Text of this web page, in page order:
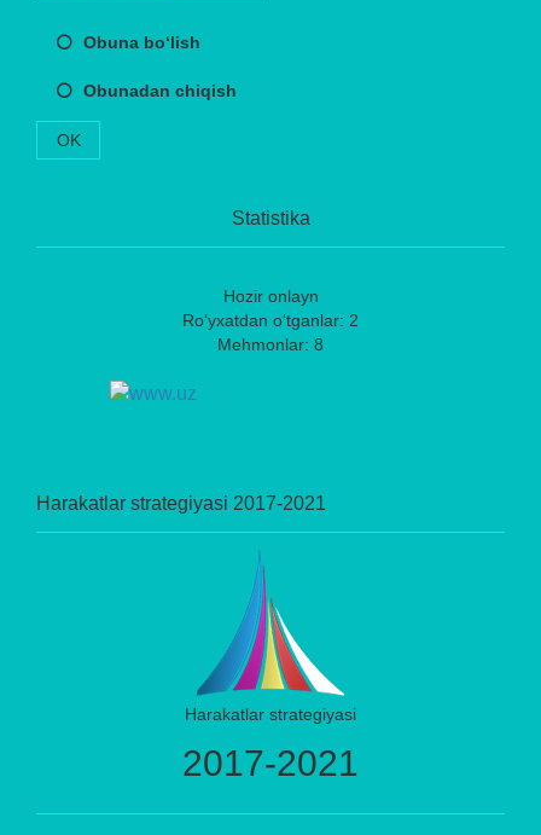
Obuna bo‘lish
Obunadan chiqish
OK
Statistika
Hozir onlayn
Ro‘yxatdan o‘tganlar: 2
Mehmonlar: 8
Harakatlar strategiyasi 2017-2021
Harakatlar strategiyasi
2017-2021